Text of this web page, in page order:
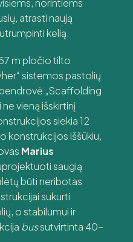
norintiems
atrasti naują
kelią.
m pločio tilto
sistemos pastolių
„Scaffolding
vieną išskirtinį
siekia 12
konstrukcijos iššūkiu,
Marius
saugią
būti neribotas
sukurti
o stabilumui ir
bussutvirtinta 40-